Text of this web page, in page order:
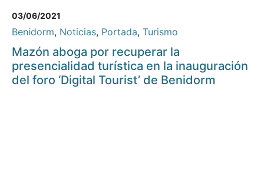
03/06/2021
Benidorm, Noticias, Portada, Turismo
Mazón aboga por recuperar la
presencialidad turística en la inauguración
del foro ‘Digital Tourist’ de Benidorm